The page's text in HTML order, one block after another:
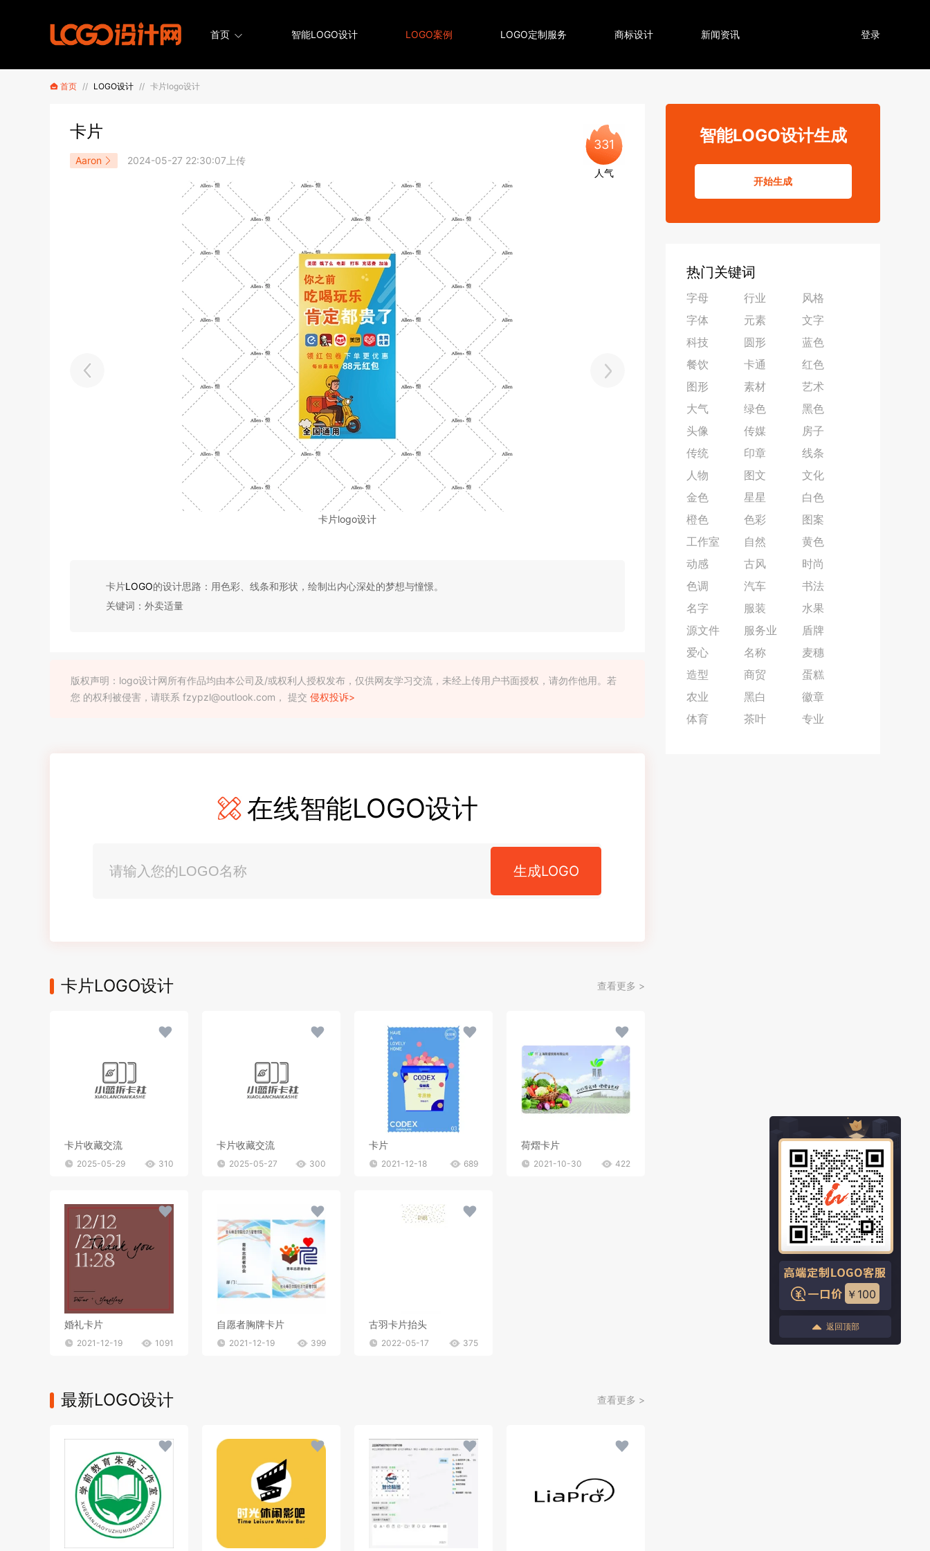
首页 智能LOGO设计 LOGO案例 LOGO定制服务 商标设计 新闻资讯 登录
首页 // LOGO设计 // 卡片logo设计
卡片
Aaron 2024-05-27 22:30:07上传
331
人气
卡片logo设计
卡片LOGO的设计思路：用色彩、线条和形状，绘制出内心深处的梦想与憧憬。
关键词：外卖适量
版权声明：logo设计网所有作品均由本公司及/或权利人授权发布，仅供网友学习交流，未经上传用户书面授权，请勿作他用。若
您 的权利被侵害，请联系 fzypzl@outlook.com， 提交 侵权投诉>
在线智能LOGO设计
生成LOGO
卡片LOGO设计 查看更多 >
卡片收藏交流
2025-05-29 310
卡片收藏交流
2025-05-27 300
卡片
2021-12-18 689
荷熠卡片
2021-10-30 422
婚礼卡片
2021-12-19 1091
自愿者胸牌卡片
2021-12-19 399
古羽卡片抬头
2022-05-17 375
最新LOGO设计 查看更多 >
智能LOGO设计生成
开始生成
热门关键词
字母 行业
风格
字体
元素
文字
科技
圆形
蓝色
餐饮
卡通
红色
图形
素材
艺术
大气
绿色
黑色
头像
传媒
房子
传统
印章
线条
人物
图文
文化
金色
星星
白色
橙色
色彩
图案
工作室
自然
黄色
动感
古风
时尚
色调
汽车
书法
名字
服装
水果
源文件
服务业
盾牌
爱心
名称
麦穗
造型
商贸
蛋糕
农业
黑白
徽章
体育
茶叶 专业
￥100
返回顶部